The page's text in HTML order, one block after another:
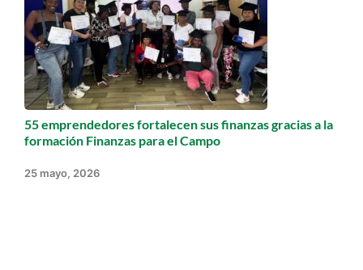
55 emprendedores fortalecen sus finanzas gracias a la
formación Finanzas para el Campo
25 mayo, 2026